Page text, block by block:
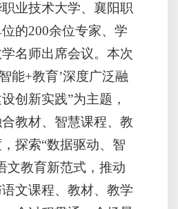
业技术大学、襄阳职
的200余位专家、学
名师出席会议。本次
能+教育’深度广泛融
创新实践”为主题，
教材、智慧课程、教
探索“数据驱动、智
文教育新范式，推动
文课程、教材、教学